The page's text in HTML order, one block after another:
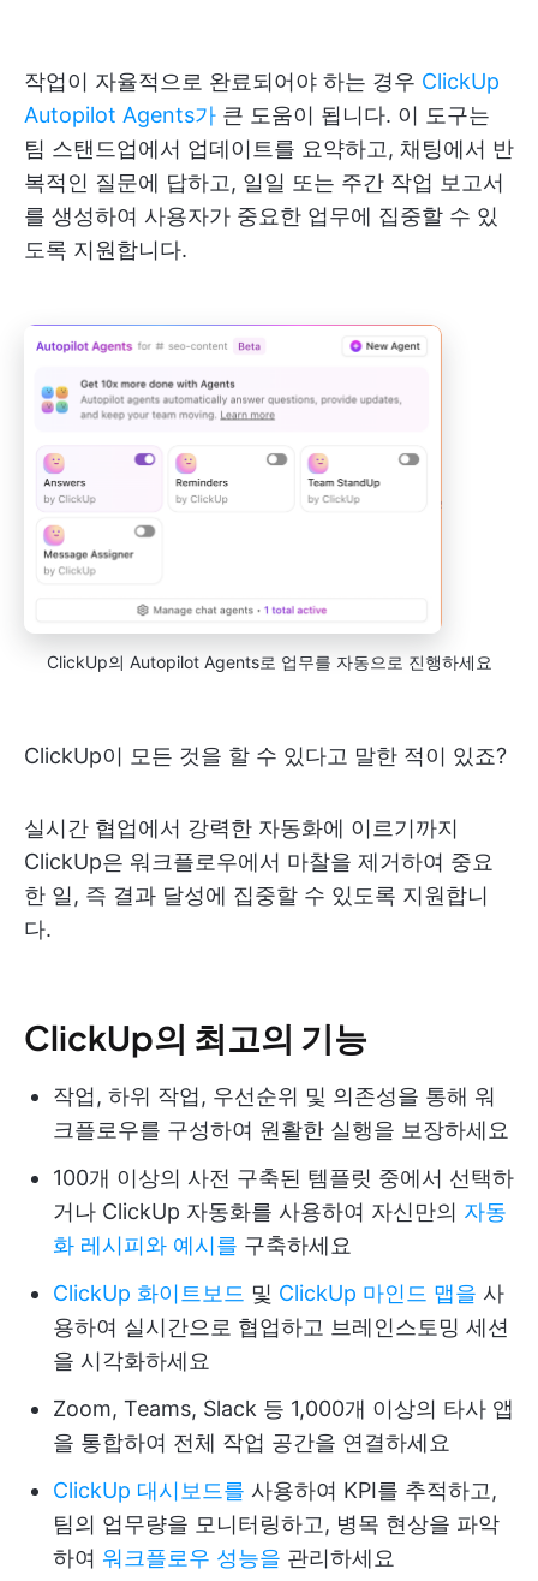
작업이 자율적으로 완료되어야 하는 경우 ClickUp
Autopilot Agents가 큰 도움이 됩니다. 이 도구는
팀 스탠드업에서 업데이트를 요약하고, 채팅에서 반
복적인 질문에 답하고, 일일 또는 주간 작업 보고서
를 생성하여 사용자가 중요한 업무에 집중할 수 있
도록 지원합니다.
ClickUp의 Autopilot Agents로 업무를 자동으로 진행하세요
ClickUp이 모든 것을 할 수 있다고 말한 적이 있죠?
실시간 협업에서 강력한 자동화에 이르기까지
ClickUp은 워크플로우에서 마찰을 제거하여 중요
한 일, 즉 결과 달성에 집중할 수 있도록 지원합니
다.
ClickUp의 최고의 기능
작업, 하위 작업, 우선순위 및 의존성을 통해 워
크플로우를 구성하여 원활한 실행을 보장하세요
100개 이상의 사전 구축된 템플릿 중에서 선택하
거나 ClickUp 자동화를 사용하여 자신만의 자동
화 레시피와 예시를 구축하세요
ClickUp 화이트보드 및 ClickUp 마인드 맵을 사
용하여 실시간으로 협업하고 브레인스토밍 세션
을 시각화하세요
Zoom, Teams, Slack 등 1,000개 이상의 타사 앱
을 통합하여 전체 작업 공간을 연결하세요
ClickUp 대시보드를 사용하여 KPI를 추적하고,
팀의 업무량을 모니터링하고, 병목 현상을 파악
하여 워크플로우 성능을 관리하세요